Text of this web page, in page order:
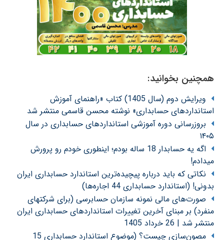
همچنین بخوانید:
ویرایش دوم (سال 1405) کتاب «راهنمای آموزش
استانداردهای حسابداری» نوشته محسن قاسمی منتشر شد
بروزرسانی دوره آموزشی استانداردهای حسابداری در سال
۱۴۰۵
اگه یه حسابدار 18 ساله بودم؛ اینطوری خودم رو پرورش
میدادم!
نکاتی که باید درباره پیچیده‌ترین استاندارد حسابداری ایران
بدونی! (استاندارد حسابداری 44 اجاره‌ها)
صورت‌های مالی نمونه سازمان حسابرسی (برای شرکتهای
منفرد) بر مبنای آخرین تغییرات استانداردهای حسابداری ایران
منتشر شد | 26 خرداد 1405
مصون‌سازی چیست؟ (موضوع استاندارد حسابداری 15